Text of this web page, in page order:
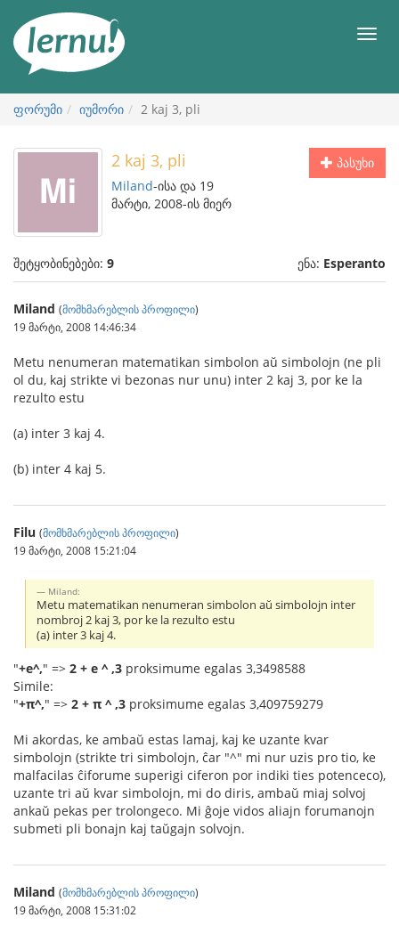
ნახვა
მენიუ
ფორუმი იუმორი 2 kaj 3, pli
პასუხი
2 kaj 3, pli
Miland-ისა და 19
მარტი, 2008-ის მიერ
შეტყობინებები: 9 ენა: Esperanto
Miland (მომხმარებლის პროფილი)
19 მარტი, 2008 14:46:34
Metu nenumeran matematikan simbolon aŭ simbolojn (ne pli
ol du, kaj strikte vi bezonas nur unu) inter 2 kaj 3, por ke la
rezulto estu
(a) inter 3 kaj 4.
(b) inter 4 kaj 5.
Filu (მომხმარებლის პროფილი)
19 მარტი, 2008 15:21:04
Miland:
Metu matematikan nenumeran simbolon aŭ simbolojn inter
nombroj 2 kaj 3, por ke la rezulto estu
(a) inter 3 kaj 4.
"+e^," => 2 + e ^ ,3 proksimume egalas 3,3498588
Simile:
"+π^," => 2 + π ^ ,3 proksimume egalas 3,409759279
Mi akordas, ke ambaŭ estas lamaj, kaj ke uzante kvar
simbolojn (strikte tri simbolojn, ĉar "^" mi nur uzis pro tio, ke
malfacilas ĉiforume superigi ciferon por indiki ties potenceco),
uzante tri aŭ kvar simbolojn, mi do diris, ambaŭ miaj solvoj
ankaŭ pekas per trolongeco. Mi ĝoje vidos aliajn forumanojn
submeti pli bonajn kaj taŭgajn solvojn.
Miland (მომხმარებლის პროფილი)
19 მარტი, 2008 15:31:02